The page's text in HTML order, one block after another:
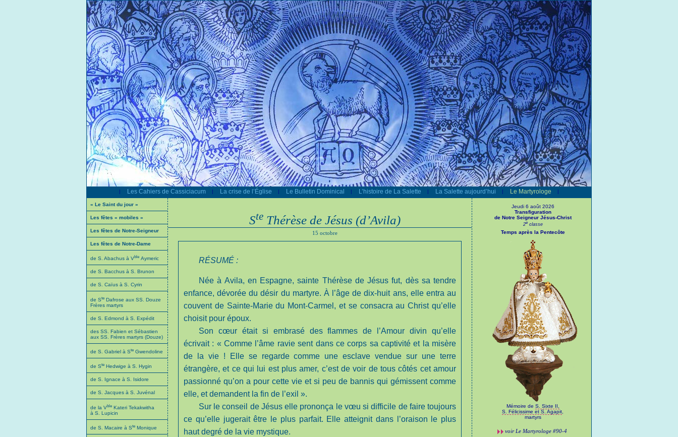
| Les Cahiers de Cassiciacum | La crise de l’Église | Le Bulletin Dominical | L’histoire de La Salette | La Salette aujourd’hui | Le Martyrologe |
« Le Saint du jour »
Les fêtes « mobiles »
Les fêtes de Notre-Seigneur
Les fêtes de Notre-Dame
de S. Abachus à Vble Aymeric
de S. Bacchus à S. Brunon
de S. Caïus à S. Cyrin
de Ste Dafrose aux SS. Douze
Frères martyrs
de S. Edmond à S. Expédit
des SS. Fabien et Sébastien
aux SS. Frères martyrs (Douze)
de S. Gabriel à Ste Gwendoline
de Ste Hedwige à S. Hygin
de S. Ignace à S. Isidore
de S. Jacques à S. Juvénal
de la Vble Kateri Tekakwitha
à S. Lupicin
de S. Macaire à Ste Monique
Ste Thérèse de Jésus (d’Avila)
15 octobre
RÉSUMÉ :
Née à Avila, en Espagne, sainte Thérèse de Jésus fut, dès sa tendre
enfance, dévorée du désir du martyre. À l’âge de dix-huit ans, elle entra au
couvent de Sainte-Marie du Mont-Carmel, et se consacra au Christ qu’elle
choisit pour époux.
Son cœur était si embrasé des flammes de l’Amour divin qu’elle
écrivait : « Comme l’âme ravie sent dans ce corps sa captivité et la misère
de la vie ! Elle se regarde comme une esclave vendue sur une terre
étrangère, et ce qui lui est plus amer, c’est de voir de tous côtés cet amour
passionné qu’on a pour cette vie et si peu de bannis qui gémissent comme
elle, et demandent la fin de l’exil ».
Sur le conseil de Jésus elle prononça le vœu si difficile de faire toujours
ce qu’elle jugerait être le plus parfait. Elle atteignit dans l’oraison le plus
haut degré de la vie mystique.
Jeudi 6 août 2026
Transfiguration
de Notre Seigneur Jésus-Christ
2eclasse
Temps après la Pentecôte
Mémoire de S. Sixte II,
S. Félicissime et S. Agapit
martyrs
voir Le Martyrologe#90-4